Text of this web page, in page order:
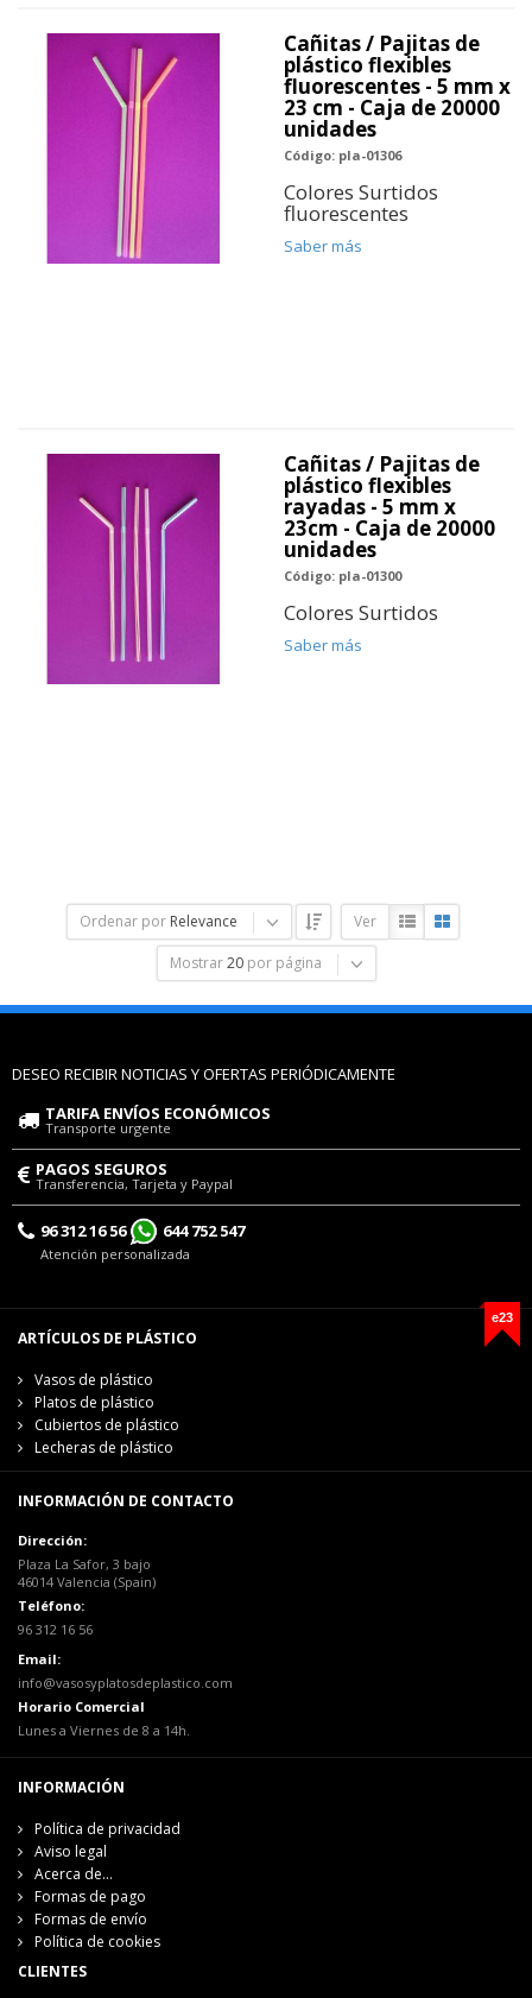
Cañitas / Pajitas de
plástico flexibles
fluorescentes - 5 mm x
23 cm - Caja de 20000
unidades
Código: pla-01306
Colores Surtidos
fluorescentes
Saber más
Cañitas / Pajitas de
plástico flexibles
rayadas - 5 mm x
23cm - Caja de 20000
unidades
Código: pla-01300
Colores Surtidos
Saber más
Ordenar por Relevance Ver
Mostrar 20 por página
DESEO RECIBIR NOTICIAS Y OFERTAS PERIÓDICAMENTE
TARIFA ENVÍOS ECONÓMICOS
Transporte urgente
PAGOS SEGUROS
Transferencia, Tarjeta y Paypal
96 312 16 56 644 752 547
Atención personalizada
e23
ARTÍCULOS DE PLÁSTICO
Vasos de plástico
Platos de plástico
Cubiertos de plástico
Lecheras de plástico
INFORMACIÓN DE CONTACTO
Dirección:
Plaza La Safor, 3 bajo
46014 Valencia (Spain)
Teléfono:
96 312 16 56
Email:
info@vasosyplatosdeplastico.com
Horario Comercial
Lunes a Viernes de 8 a 14h.
INFORMACIÓN
Política de privacidad
Aviso legal
Acerca de...
Formas de pago
Formas de envío
Política de cookies
CLIENTES